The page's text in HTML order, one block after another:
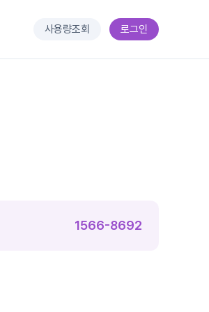
사용량조회 로그인
1566-8692